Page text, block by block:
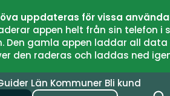
uppdateras för vissa
appen helt från sin telefon
Den gamla appen laddar all
den raderas och laddas ned
Län Kommuner Bli kund